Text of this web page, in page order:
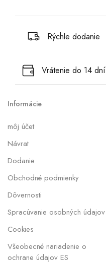
Rýchle dodanie
Vrátenie do 14 dní
Informácie
môj účet
Návrat
Dodanie
Obchodné podmienky
Dôvernosti
Spracúvanie osobných údajov
Cookies
Všeobecné nariadenie o
ochrane údajov ES